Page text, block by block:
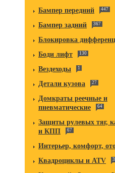
Бампер передний 447
Бампер задний 367
Блокировка
Боди лифт 130
Вездеходы 1
Детали кузова 27
Домкраты реечные и
пневматические
64
Защиты рулевых тяг,
и КПП
67
Интерьер, комфорт,
Квадроциклы и ATV